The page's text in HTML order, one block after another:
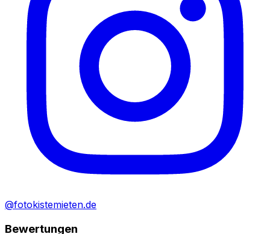
@fotokistemieten.de
Bewertungen